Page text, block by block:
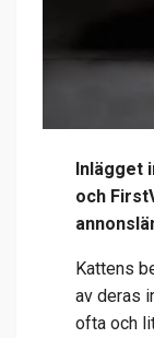
Inlägget
och
Kattens
av deras
ofta och